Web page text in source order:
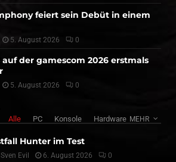
feiert sein Debüt in einem
5. August 2026 0
auf der gamescom 2026 erstmals
5. August 2026 0
Alle PC Konsole Hardware MEHR
Hunter im Test
Sven Evil 6. August 2026 0